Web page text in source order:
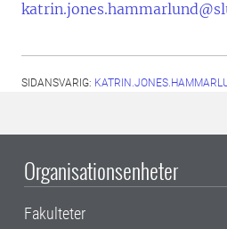
SIDANSVARIG:
Organisationsenheter
Fakulteter